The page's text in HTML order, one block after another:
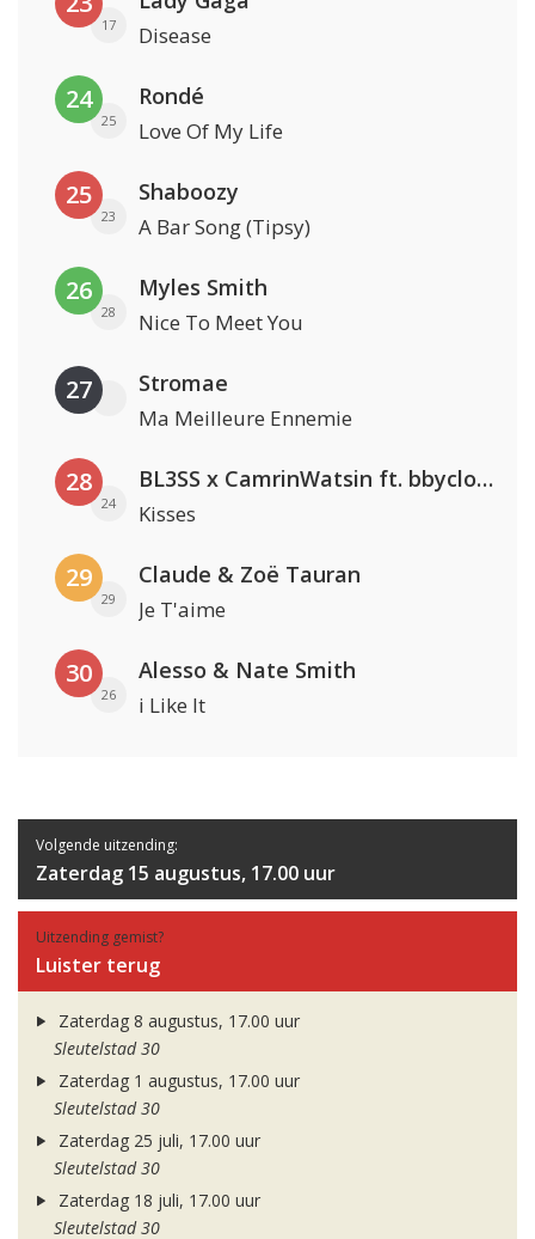
17 Disease
24
25
Rondé
Love Of My Life
25
23
Shaboozy
A Bar Song (Tipsy)
26
28
Myles Smith
Nice To Meet You
27 Stromae
Ma Meilleure Ennemie
28
24
BL3SS x CamrinWatsin ft. bbyclose
Kisses
29
29
Claude & Zoë Tauran
Je T'aime
30
26
Alesso & Nate Smith
i Like It
Volgende uitzending:
Zaterdag 15 augustus, 17.00 uur
Uitzending gemist?
Luister terug
Zaterdag 8 augustus, 17.00 uur
Sleutelstad 30
Zaterdag 1 augustus, 17.00 uur
Sleutelstad 30
Zaterdag 25 juli, 17.00 uur
Sleutelstad 30
Zaterdag 18 juli, 17.00 uur
Sleutelstad 30